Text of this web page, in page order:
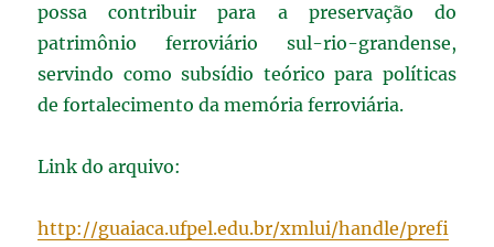
possa contribuir para a preservação do
patrimônio ferroviário sul-rio-grandense,
servindo como subsídio teórico para políticas
de fortalecimento da memória ferroviária.
Link do arquivo:
http://guaiaca.ufpel.edu.br/xmlui/handle/prefi